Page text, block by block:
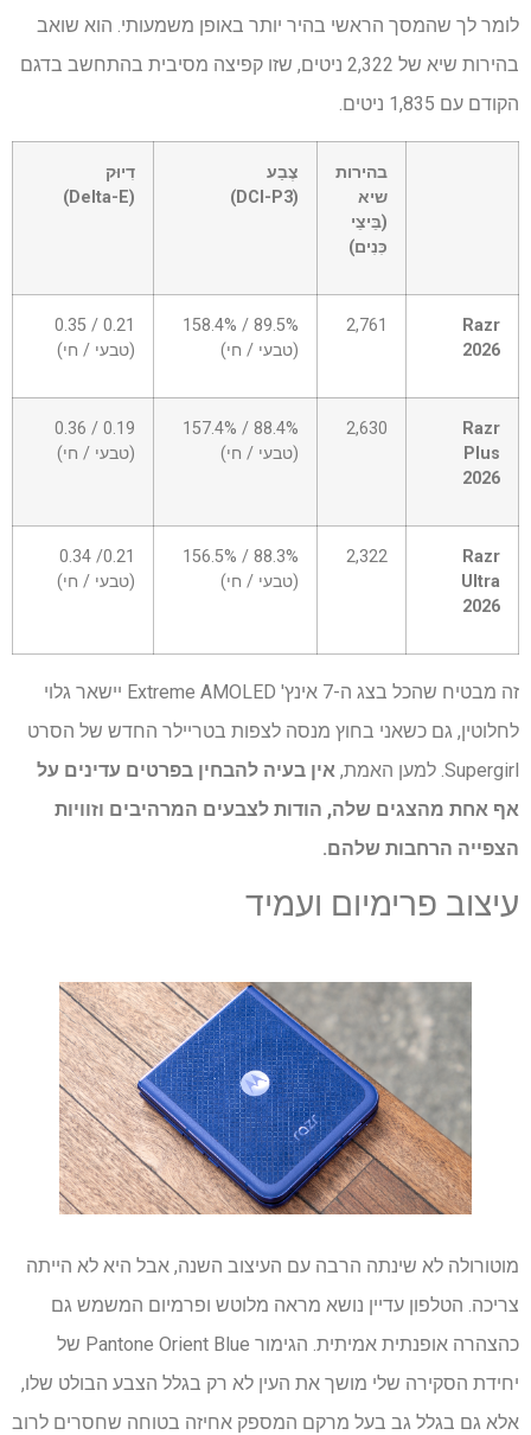
לומר לך שהמסך הראשי בהיר יותר באופן משמעותי. הוא שואב
בהירות שיא של 2,322 ניטים, שזו קפיצה מסיבית בהתחשב בדגם
הקודם עם 1,835 ניטים.
בהירות
שיא
(בֵּיצֵי
כִּנִים)
צֶבַע
דִיוּק
Razr
2026
2,761
89.5% / 158.4%
(טבעי / חי)
0.21 / 0.35
(טבעי / חי)
Razr
Plus
2026
2,630
88.4% / 157.4%
(טבעי / חי)
0.19 / 0.36
(טבעי / חי)
Razr
Ultra
2026
2,322
88.3% / 156.5%
(טבעי / חי)
0.21/ 0.34
(טבעי / חי)
זה מבטיח שהכל בצג ה-7 אינץ' Extreme AMOLED יישאר גלוי
לחלוטין, גם כשאני בחוץ מנסה לצפות בטריילר החדש של הסרט
Supergirl. למען האמת,
אין בעיה להבחין בפרטים עדינים על
אף אחת מהצגים שלה, הודות לצבעים המרהיבים וזוויות
הצפייה הרחבות שלהם.
עיצוב פרימיום ועמיד
מוטורולה לא שינתה הרבה עם העיצוב השנה, אבל היא לא הייתה
צריכה. הטלפון עדיין נושא מראה מלוטש ופרמיום המשמש גם
כהצהרה אופנתית אמיתית. הגימור Pantone Orient Blue של
יחידת הסקירה שלי מושך את העין לא רק בגלל הצבע הבולט שלו,
אלא גם בגלל גב בעל מרקם המספק אחיזה בטוחה שחסרים לרוב